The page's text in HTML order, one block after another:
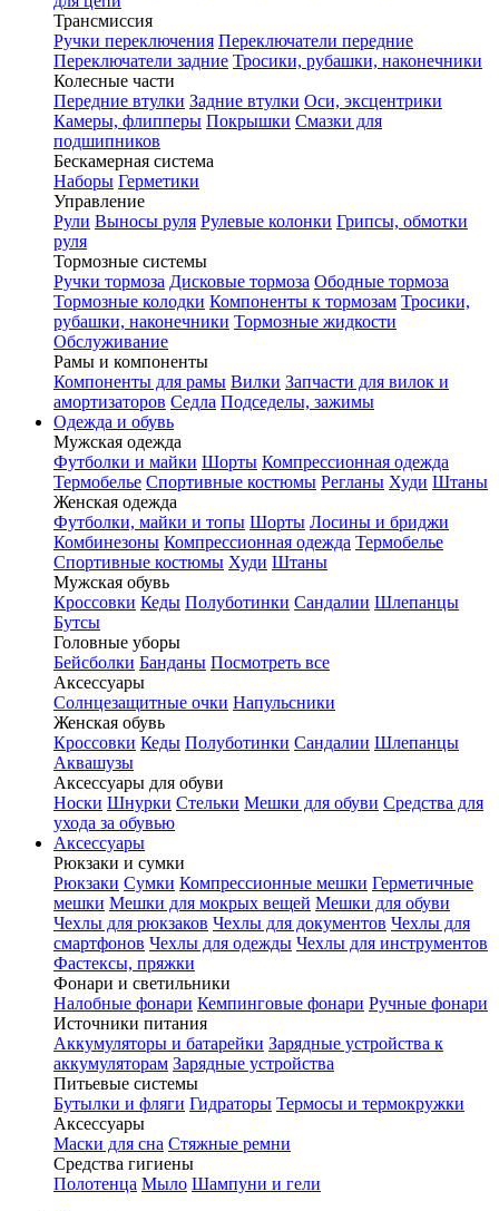
Трансмиссия
Ручки переключения Переключатели передние
Переключатели задние Тросики, рубашки, наконечники
Колесные части
Передние втулки Задние втулки Оси, эксцентрики
Камеры, флипперы Покрышки Смазки для
подшипников
Бескамерная система
Наборы Герметики
Управление
Рули Выносы руля Рулевые колонки Грипсы, обмотки
руля
Тормозные системы
Ручки тормоза Дисковые тормоза Ободные тормоза
Тормозные колодки Компоненты к тормозам Тросики,
рубашки, наконечники Тормозные жидкости
Обслуживание
Рамы и компоненты
Компоненты для рамы Вилки Запчасти для вилок и
амортизаторов Седла Подседелы, зажимы
Одежда и обувь
Мужская одежда
Футболки и майки Шорты Компрессионная одежда
Термобелье Спортивные костюмы Регланы Худи Штаны
Женская одежда
Футболки, майки и топы Шорты Лосины и бриджи
Комбинезоны Компрессионная одежда Термобелье
Спортивные костюмы Худи Штаны
Мужская обувь
Кроссовки Кеды Полуботинки Сандалии Шлепанцы
Бутсы
Головные уборы
Бейсболки Банданы Посмотреть все
Аксессуары
Солнцезащитные очки Напульсники
Женская обувь
Кроссовки Кеды Полуботинки Сандалии Шлепанцы
Аквашузы
Аксессуары для обуви
Носки Шнурки Стельки Мешки для обуви Средства для
ухода за обувью
Аксессуары
Рюкзаки и сумки
Рюкзаки Сумки Компрессионные мешки Герметичные
мешки Мешки для мокрых вещей Мешки для обуви
Чехлы для рюкзаков Чехлы для документов Чехлы для
смартфонов Чехлы для одежды Чехлы для инструментов
Фастексы, пряжки
Фонари и светильники
Налобные фонари Кемпинговые фонари Ручные фонари
Источники питания
Аккумуляторы и батарейки Зарядные устройства к
аккумуляторам Зарядные устройства
Питьевые системы
Бутылки и фляги Гидраторы Термосы и термокружки
Аксессуары
Маски для сна Стяжные ремни
Средства гигиены
Полотенца Мыло Шампуни и гели